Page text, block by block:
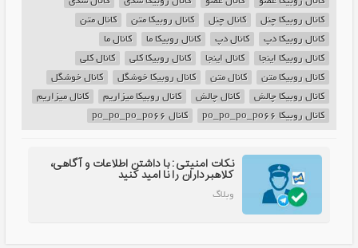
کانال روبیکا چنل
کانال چنل کانال روبیکا متن
کانال متن
کانال روبیکا دپ
کانال دپ کانال روبیکا ما
کانال ما
کانال روبیکا اینجا
کانال اینجا کانال روبیکا کلی
کانال کلی
کانال روبیکا متن
کانال متن کانال روبیکا خوشگل
کانال خوشگل
کانال روبیکا چالش
کانال چالش کانال روبیکا میزاریم
کانال میزاریم
کانال روبیکا po_po_po_po66
کانال po_po_po_po66
نکات امنیتی: با داشتن اطلاعات و آگاهی،
کلاهبرداران را نا امید کنید
وبلاگ